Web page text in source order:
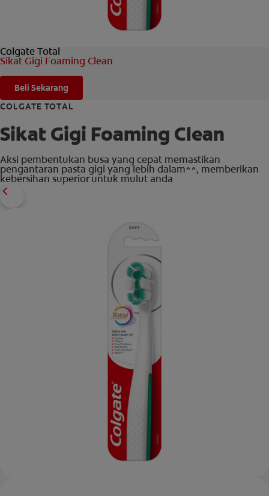
UNTUK PARA PROFESIONAL
Colgate Total
Sikat Gigi Foaming Clean
Beli Sekarang
COLGATE TOTAL
Sikat Gigi Foaming Clean
Aksi pembentukan busa yang cepat memastikan
pengantaran pasta gigi yang lebih dalam^^, memberikan
kebersihan superior untuk mulut anda